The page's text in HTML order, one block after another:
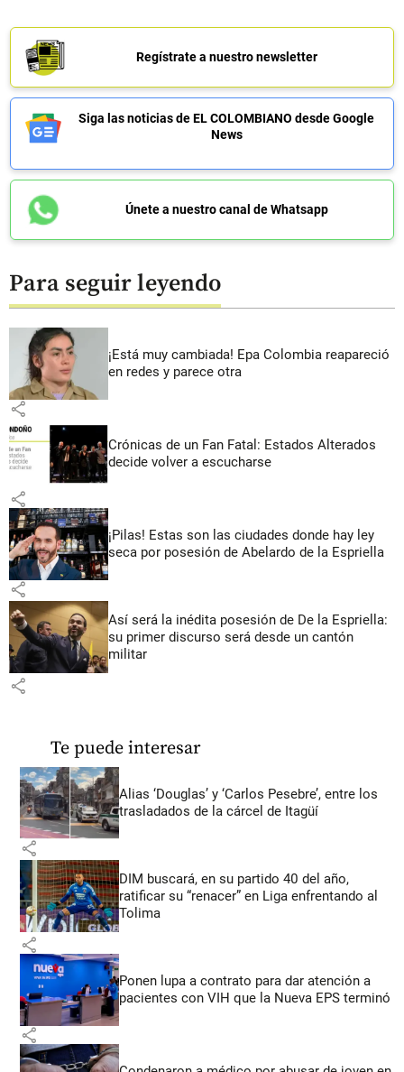
Regístrate a nuestro newsletter
Siga las noticias de EL COLOMBIANO desde Google
News
Únete a nuestro canal de Whatsapp
Para seguir leyendo
¡Está muy cambiada! Epa Colombia reapareció
en redes y parece otra
share
Crónicas de un Fan Fatal: Estados Alterados
decide volver a escucharse
share
¡Pilas! Estas son las ciudades donde hay ley
seca por posesión de Abelardo de la Espriella
share
Así será la inédita posesión de De la Espriella:
su primer discurso será desde un cantón
militar
share
Te puede interesar
Alias ‘Douglas’ y ‘Carlos Pesebre’, entre los
trasladados de la cárcel de Itagüí
share
DIM buscará, en su partido 40 del año,
ratificar su “renacer” en Liga enfrentando al
Tolima
share
Ponen lupa a contrato para dar atención a
pacientes con VIH que la Nueva EPS terminó
share